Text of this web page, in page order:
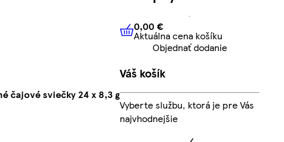
čajové sviečky 24 x 8,3 g
0,00 € Aktuálna cena košíku
0,00 €
Aktuálna cena košíku
Objednať dodanie
Váš košík
Vyberte službu, ktorá je pre Vás
najvhodnejšie